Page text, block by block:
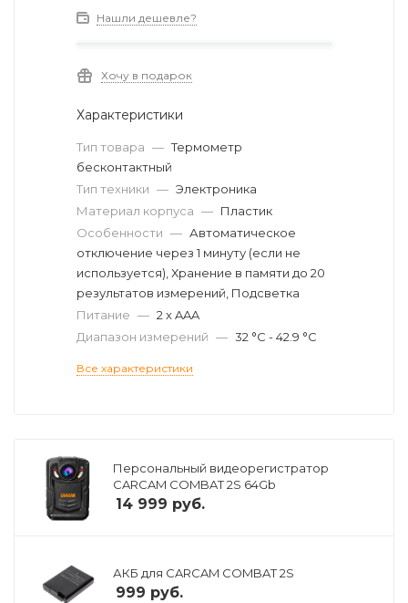
Нашли дешевле?
Хочу в подарок
Характеристики
Тип товара — Термометр
бесконтактный
Тип техники — Электроника
Материал корпуса — Пластик
Особенности — Автоматическое
отключение через 1 минуту (если не
используется), Хранение в памяти до 20
результатов измерений, Подсветка
Питание — 2 x AAA
Диапазон измерений — 32 °С - 42.9 °С
Все характеристики
Персональный видеорегистратор
CARCAM COMBAT 2S 64Gb
14 999 руб.
АКБ для CARCAM COMBAT 2S
999 руб.